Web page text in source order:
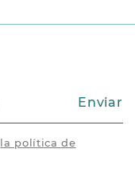
Enviar
la política de